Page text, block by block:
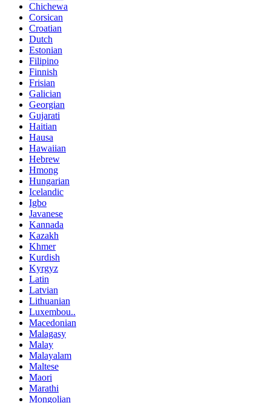
Chichewa
Corsican
Croatian
Dutch
Estonian
Filipino
Finnish
Frisian
Galician
Georgian
Gujarati
Haitian
Hausa
Hawaiian
Hebrew
Hmong
Hungarian
Icelandic
Igbo
Javanese
Kannada
Kazakh
Khmer
Kurdish
Kyrgyz
Latin
Latvian
Lithuanian
Luxembou..
Macedonian
Malagasy
Malay
Malayalam
Maltese
Maori
Marathi
Mongolian